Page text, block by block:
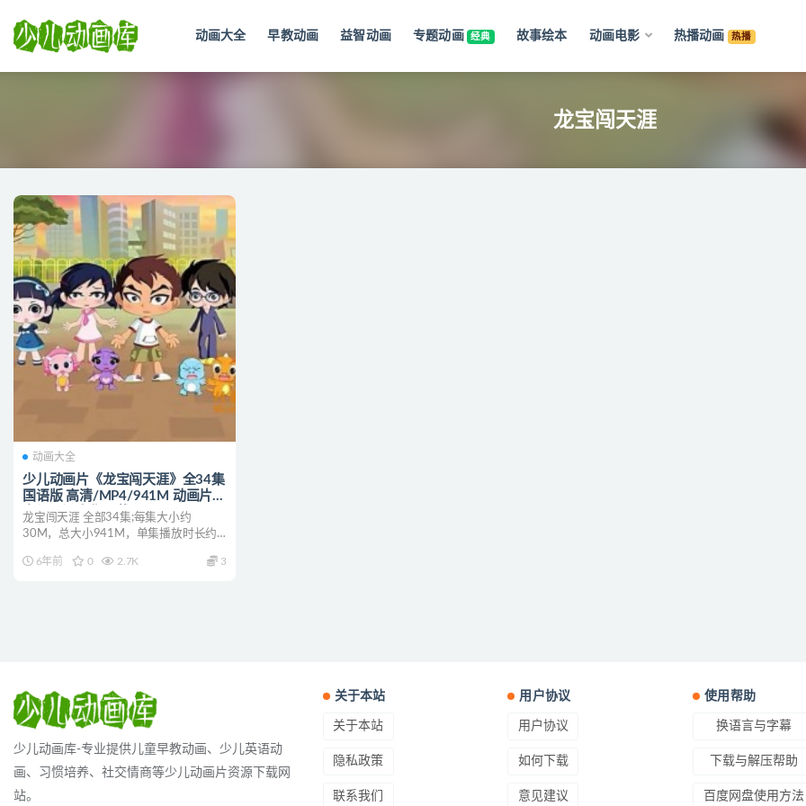
动画大全 早教动画 益智动画 专题动画 经典 故事绘本 动画电影 热播动画 热播
龙宝闯天涯
动画大全
少儿动画片《龙宝闯天涯》全34集
国语版 高清/MP4/941M 动画片龙
宝闯天涯全集下载
龙宝闯天涯 全部34集;每集大小约
30M，总大小941M，单集播放时长约
6年前
0 2.7K 3
少儿动画库-专业提供儿童早教动画、少儿英语动
画、习惯培养、社交情商等少儿动画片资源下载网
站。
关于本站
关于本站
隐私政策
联系我们
用户协议
用户协议
如何下载
意见建议
使用帮助
换语言与字幕
下载与解压帮助
百度网盘使用方法